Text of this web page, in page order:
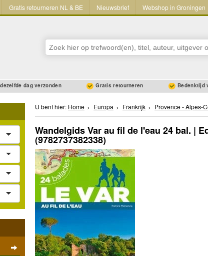
Gratis retourneren NL & BE Nieuwsbrief Webshop in Groningen
dag verzonden Gratis retourneren Bedenktijd
U bent hier: Home Europa Frankrijk Provence - Alpes-
Wandelgids Var au fil de l'eau 24 bal. |
(9782737382338)